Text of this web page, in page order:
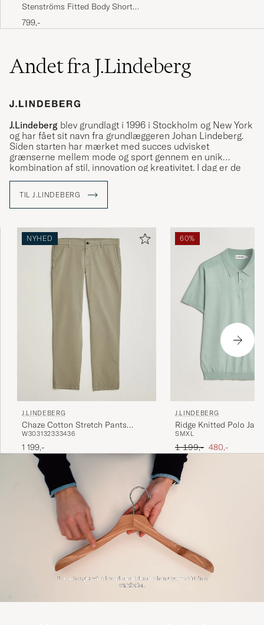
Stenströms Fitted Body Short
Sleeve Twill Shirt Light Blue
799,-
Andet fra J.Lindeberg
J.Lindeberg blev grundlagt i 1996 i Stockholm og New York
og har fået sit navn fra grundlæggeren Johan Lindeberg.
Siden starten har mærket med succes udvisket
grænserne mellem mode og sport gennem en unik
kombination af stil, innovation og kreativitet. I dag er de
Med The Bridge som symbol bringer J.Lindeberg kulturer
og ideer sammen ved at skabe tøj, der står for kvalitet,
of Carl, hvor tradition møder modernitet.
TIL J.LINDEBERG
NYHED
J.LINDEBERG
Chaze Cotton Stretch Pants
Brindle
W303132333436
1 199,-
60%
J.LINDEBERG
Ridge Knitted Polo
SMXL
Ordinary pris
1 199,- Nedsat pris
480,-